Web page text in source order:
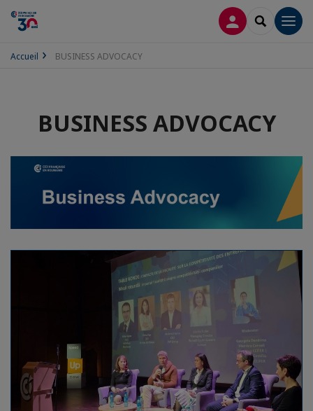
CONNEXION
Accueil BUSINESS ADVOCACY
BUSINESS ADVOCACY